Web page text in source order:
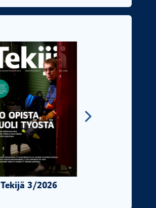
Tekijä 3/2026